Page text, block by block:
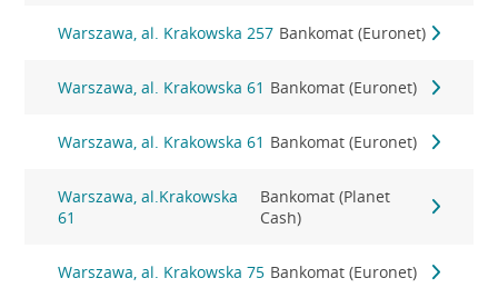
Warszawa, al. Krakowska 257 Bankomat (Euronet)
Warszawa, al. Krakowska 61 Bankomat (Euronet)
Warszawa, al. Krakowska 61 Bankomat (Euronet)
Warszawa, al.Krakowska
61
Bankomat (Planet
Cash)
Warszawa, al. Krakowska 75 Bankomat (Euronet)